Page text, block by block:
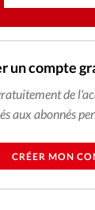
un compte
de
aux abonnés
CRÉER MON